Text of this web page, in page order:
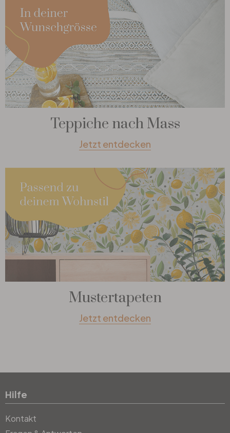
Teppiche nach Mass
Jetzt entdecken
Mustertapeten
Jetzt entdecken
Hilfe
Kontakt